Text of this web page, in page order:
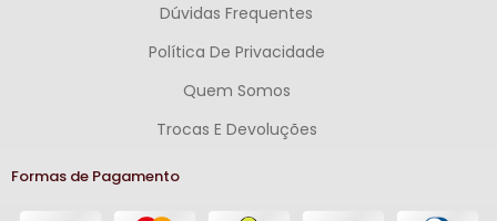
Dúvidas Frequentes
Política De Privacidade
Quem Somos
Trocas E Devoluções
Formas de Pagamento